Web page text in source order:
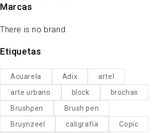
Marcas
There is no brand
Etiquetas
Acuarela Adix
artel
arte urbano
block
brochas
Brushpen
Brush pen
Bruynzeel
caligrafía
Copic